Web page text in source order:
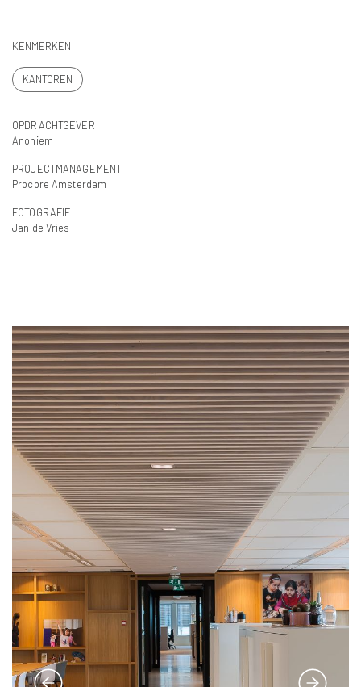
KENMERKEN
KANTOREN
OPDRACHTGEVER
Anoniem
PROJECTMANAGEMENT
Procore Amsterdam
FOTOGRAFIE
Jan de Vries